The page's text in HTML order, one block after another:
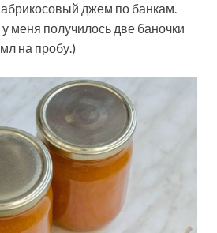
джем по банкам.
меня получилось две баночки
на пробу.)